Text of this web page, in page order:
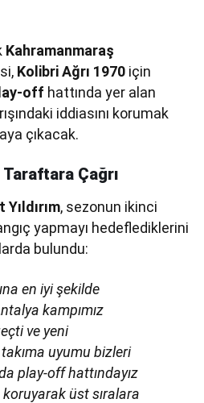
Kahramanmaraş
Kolibri Ağrı 1970 için
off hattında yer alan
iddiasını korumak
çıkacak.
Taraftara Çağrı
, sezonun ikinci
yapmayı hedeflediklerini
bulundu:
en iyi şekilde
kampımız
ve yeni
uyumu bizleri
play-off hattındayız
üst sıralara